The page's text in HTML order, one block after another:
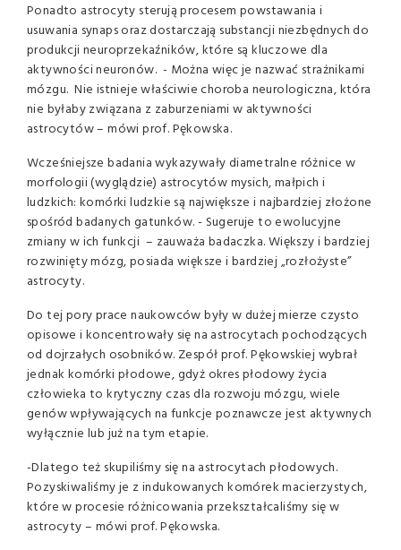
Ponadto astrocyty sterują procesem powstawania i
usuwania synaps oraz dostarczają substancji niezbędnych do
produkcji neuroprzekaźników, które są kluczowe dla
aktywności neuronów. - Można więc je nazwać strażnikami
mózgu. Nie istnieje właściwie choroba neurologiczna, która
nie byłaby związana z zaburzeniami w aktywności
astrocytów – mówi prof. Pękowska.
Wcześniejsze badania wykazywały diametralne różnice w
morfologii (wyglądzie) astrocytów mysich, małpich i
ludzkich: komórki ludzkie są największe i najbardziej złożone
spośród badanych gatunków. - Sugeruje to ewolucyjne
zmiany w ich funkcji – zauważa badaczka. Większy i bardziej
rozwinięty mózg, posiada większe i bardziej „rozłożyste”
astrocyty.
Do tej pory prace naukowców były w dużej mierze czysto
opisowe i koncentrowały się na astrocytach pochodzących
od dojrzałych osobników. Zespół prof. Pękowskiej wybrał
jednak komórki płodowe, gdyż okres płodowy życia
człowieka to krytyczny czas dla rozwoju mózgu, wiele
genów wpływających na funkcje poznawcze jest aktywnych
wyłącznie lub już na tym etapie.
-Dlatego też skupiliśmy się na astrocytach płodowych.
Pozyskiwaliśmy je z indukowanych komórek macierzystych,
które w procesie różnicowania przekształcaliśmy się w
astrocyty – mówi prof. Pękowska.